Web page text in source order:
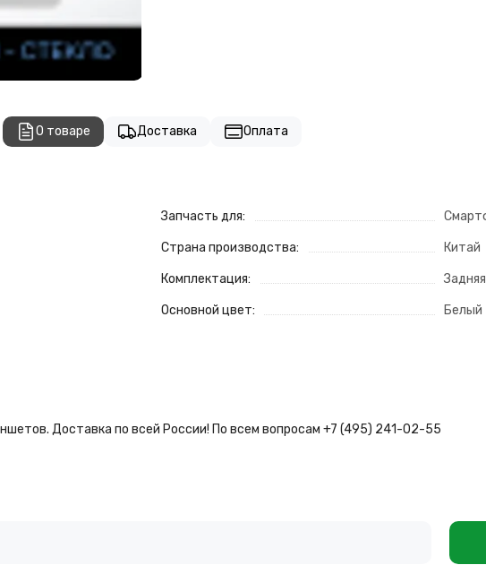
О товаре Доставка Оплата
Запчасть для:
Страна производства: Китай
Комплектация:
Основной цвет: Белый
Доставка по всей России! По всем вопросам +7 (495) 241-02-55